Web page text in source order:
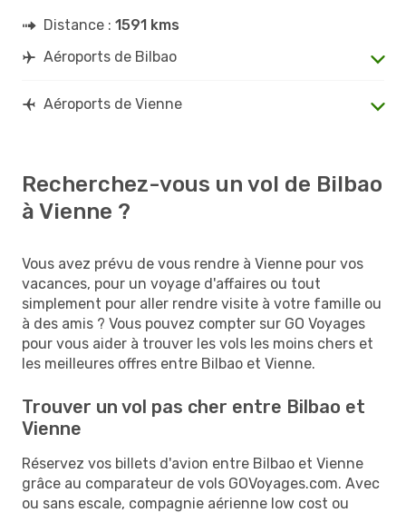
Distance : 1591 kms
Aéroports de Bilbao
Aéroports de Vienne
Recherchez-vous un vol de Bilbao
à Vienne ?
Vous avez prévu de vous rendre à Vienne pour vos
vacances, pour un voyage d'affaires ou tout
simplement pour aller rendre visite à votre famille ou
à des amis ? Vous pouvez compter sur GO Voyages
pour vous aider à trouver les vols les moins chers et
les meilleures offres entre Bilbao et Vienne.
Trouver un vol pas cher entre Bilbao et
Vienne
Réservez vos billets d'avion entre Bilbao et Vienne
grâce au comparateur de vols GOVoyages.com. Avec
ou sans escale, compagnie aérienne low cost ou